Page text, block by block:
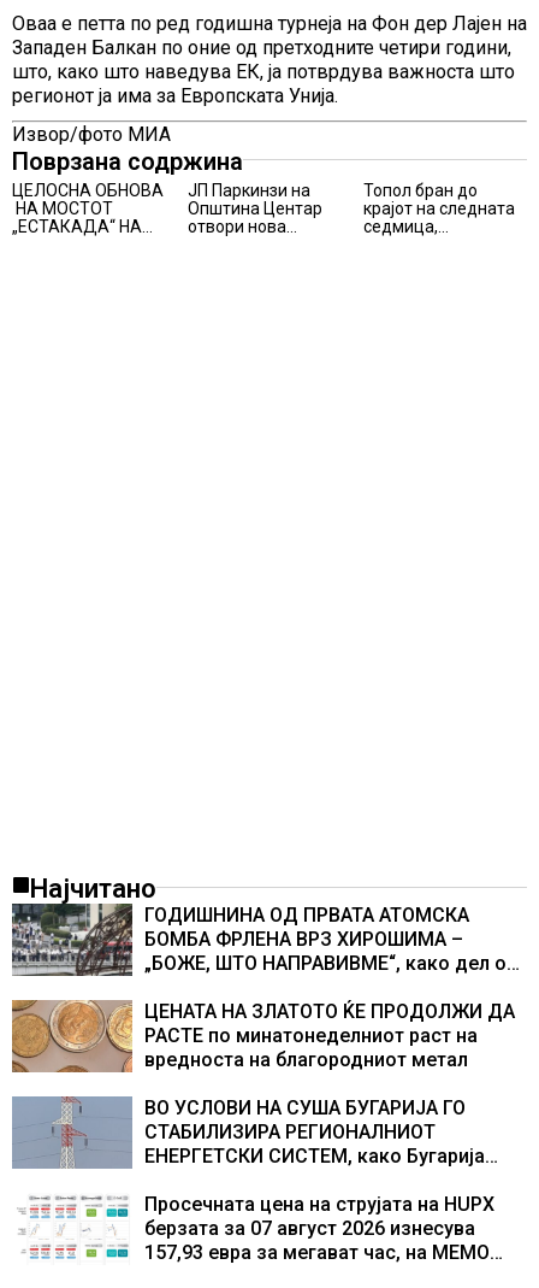
Оваа е петта по ред годишна турнеја на Фон дер Лајен на
Западен Балкан по оние од претходните четири години,
што, како што наведува ЕК, ја потврдува важноста што
регионот ја има за Европската Унија.
Извор/фото МИА
Поврзана содржина
ЦЕЛОСНА ОБНОВА
НА МОСТОТ
„ЕСТАКАДА“ НА
ЈП Паркинзи на
Општина Центар
отвори нова
Топол бран до
крајот на следната
седмица,
Најчитано
ГОДИШНИНА ОД ПРВАТА АТОМСКА
БОМБА ФРЛЕНА ВРЗ ХИРОШИМА –
„БОЖЕ, ШТО НАПРАВИВМЕ“, како дел од
учесниците во бомбардирањето го
доживуваа овој настан што го промени
текот на историјата
ЦЕНАТА НА ЗЛАТОТО ЌЕ ПРОДОЛЖИ ДА
РАСТЕ по минатонеделниот раст на
вредноста на благородниот метал
ВО УСЛОВИ НА СУША БУГАРИЈА ГО
СТАБИЛИЗИРА РЕГИОНАЛНИОТ
ЕНЕРГЕТСКИ СИСТЕМ, како Бугарија
складирање на енергија од батерии
Просечната цена на струјата на HUPX
берзата за 07 август 2026 изнесува
157,93 евра за мегават час, на МЕМО